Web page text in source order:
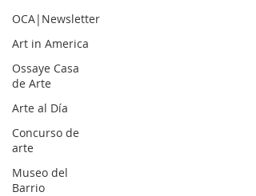
OCA|Newsletter
Art in America
Ossaye Casa
de Arte
Arte al Día
Concurso de
arte
Museo del
Barrio